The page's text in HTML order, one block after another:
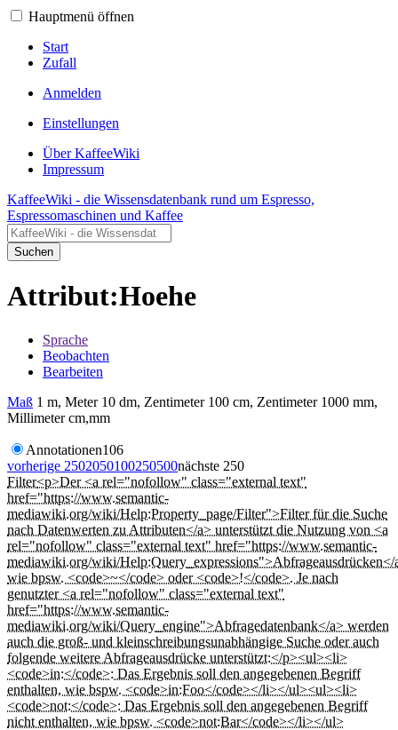
Hauptmenü öffnen
Start
Zufall
Anmelden
Einstellungen
Über KaffeeWiki
Impressum
KaffeeWiki - die Wissensdatenbank rund um Espresso,
Espressomaschinen und Kaffee
Suchen
Attribut:Hoehe
Sprache
Beobachten
Bearbeiten
Maß 1 m, Meter 10 dm, Zentimeter 100 cm, Zentimeter 1000 mm,
Millimeter cm,mm
Annotationen106
vorherige 2502050100250500nächste 250
Filter<p>Der <a rel="nofollow" class="external text"
href="https://www.semantic-
mediawiki.org/wiki/Help:Property_page/Filter">Filter für die Suche
nach Datenwerten zu Attributen</a> unterstützt die Nutzung von <a
rel="nofollow" class="external text" href="https://www.semantic-
mediawiki.org/wiki/Help:Query_expressions">Abfrageausdrücken</
wie bpsw. <code>~</code> oder <code>!</code>. Je nach
genutzter <a rel="nofollow" class="external text"
href="https://www.semantic-
mediawiki.org/wiki/Query_engine">Abfragedatenbank</a> werden
auch die groß- und kleinschreibungsunabhängige Suche oder auch
folgende weitere Abfrageausdrücke unterstützt:</p><ul><li>
<code>in:</code>: Das Ergebnis soll den angegebenen Begriff
enthalten, wie bspw. <code>in:Foo</code></li></ul><ul><li>
<code>not:</code>: Das Ergebnis soll den angegebenen Begriff
nicht enthalten, wie bpsw. <code>not:Bar</code></li></ul>